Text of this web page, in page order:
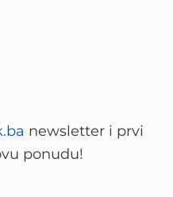
newsletter i prvi
ponudu!